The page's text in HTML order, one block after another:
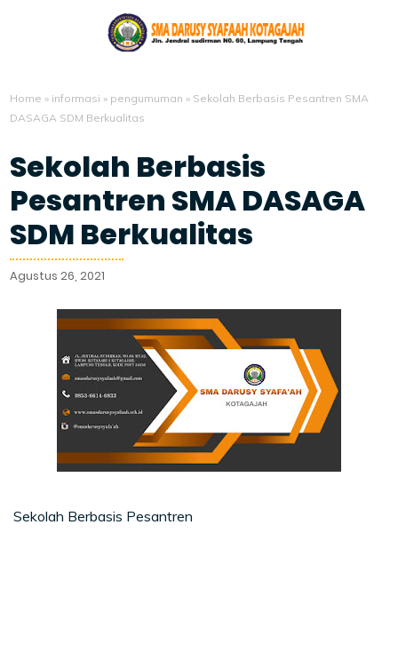
Home » informasi » pengumuman » Sekolah Berbasis Pesantren SMA
DASAGA SDM Berkualitas
Sekolah Berbasis
Pesantren SMA DASAGA
SDM Berkualitas
Agustus 26, 2021
Sekolah Berbasis Pesantren